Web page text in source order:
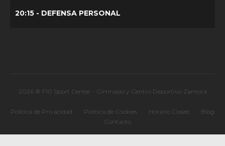
20:15 - DEFENSA PERSONAL
2026 © F10 Sport Center - Gimnasio y Centro Deportivo Zamora
Política de Privacidad Política de Cookies Horario Clases
Blog
Contacto